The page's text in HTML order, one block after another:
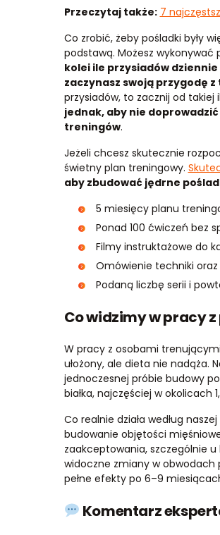
Przeczytaj także: 7
Co zrobić, żeby pośladki były
podstawą. Możesz
kolei ile przysiadów
zaczynasz swoją przygodę
przysiadów, to zacznij od takiej
jednak, aby nie
treningów.
Jeżeli chcesz skutecznie
świetny plan treningowy.
aby zbudować jędrne
5 miesięcy planu
Ponad 100 ćwiczeń bez
Filmy instruktażowe do
Omówienie techniki
Podaną liczbę serii i
Co widzimy w pracy
W pracy z osobami
ułożony, ale dieta nie nadąża.
jednoczesnej próbie budowy
białka, najczęściej w okolicach
Co realnie działa według
budowanie objętości
zaakceptowania, szczególnie
widoczne zmiany w obwodach
pełne efekty po 6–9
Komentarz